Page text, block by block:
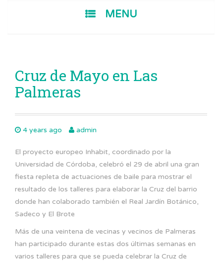
MENU
Cruz de Mayo en Las
Palmeras
4 years ago admin
El proyecto europeo Inhabit, coordinado por la
Universidad de Córdoba, celebró el 29 de abril una gran
fiesta repleta de actuaciones de baile para mostrar el
resultado de los talleres para elaborar la Cruz del barrio
donde han colaborado también el Real Jardín Botánico,
Sadeco y El Brote
Más de una veintena de vecinas y vecinos de Palmeras
han participado durante estas dos últimas semanas en
varios talleres para que se pueda celebrar la Cruz de